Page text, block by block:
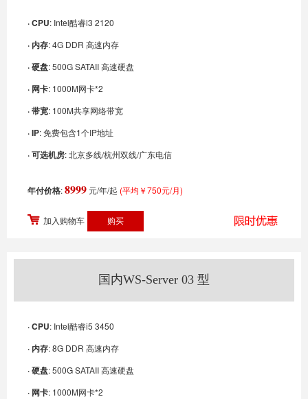
· CPU: Intel酷睿i3 2120
· 内存: 4G DDR 高速内存
· 硬盘: 500G SATAII 高速硬盘
· 网卡: 1000M网卡*2
· 带宽: 100M共享网络带宽
· IP: 免费包含1个IP地址
· 可选机房: 北京多线/杭州双线/广东电信
年付价格:8999元/年/起 (平均￥750元/月)
加入购物车
国内WS-Server 03 型
· CPU: Intel酷睿i5 3450
· 内存: 8G DDR 高速内存
· 硬盘: 500G SATAII 高速硬盘
· 网卡: 1000M网卡*2